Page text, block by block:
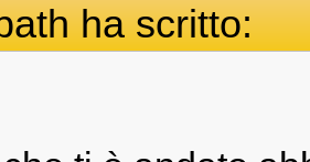
ha scritto: